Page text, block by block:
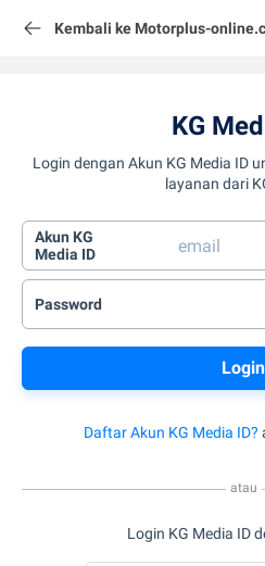
Kembali ke Motorplus-
KG
Login dengan Akun KG Media ID
layanan dari
Akun KG
Media ID
Password
Daftar Akun KG Media ID?
atau
Login KG Media ID